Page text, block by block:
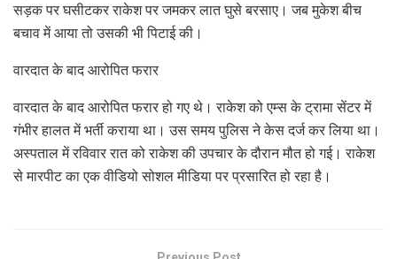
सड़क पर घसीटकर राकेश पर जमकर लात घुसे बरसाए। जब मुकेश बीच
बचाव में आया तो उसकी भी पिटाई की।
वारदात के बाद आरोपित फरार
वारदात के बाद आरोपित फरार हो गए थे। राकेश को एम्स के ट्रामा सेंटर में
गंभीर हालत में भर्ती कराया था। उस समय पुलिस ने केस दर्ज कर लिया था।
अस्पताल में रविवार रात को राकेश की उपचार के दौरान मौत हो गई। राकेश
से मारपीट का एक वीडियो सोशल मीडिया पर प्रसारित हो रहा है।